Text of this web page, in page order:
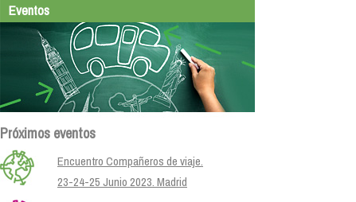
Eventos
Próximos eventos
Encuentro Compañeros de viaje.
23-24-25 Junio 2023. Madrid